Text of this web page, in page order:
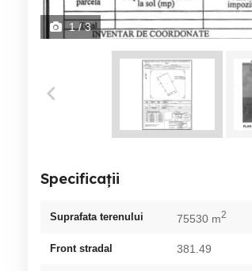
1/ 3
Specificații
Suprafata terenului 75530 m2
Front stradal 381.49